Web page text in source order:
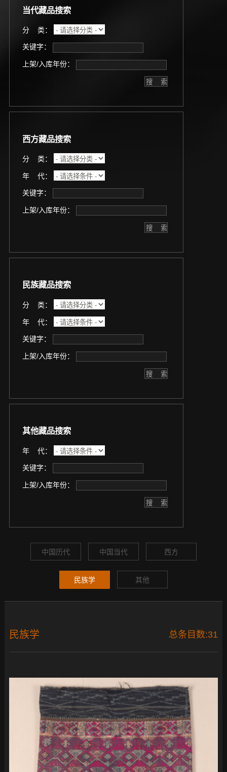
当代藏品搜索
分 类：
关键字：
上架/入库年份：
西方藏品搜索
分 类：
年 代：
关键字：
上架/入库年份：
民族藏品搜索
分 类：
年 代：
关键字：
上架/入库年份：
其他藏品搜索
年 代：
关键字：
上架/入库年份：
中国历代 中国当代 西方
民族学 其他
民族学 总条目数:31